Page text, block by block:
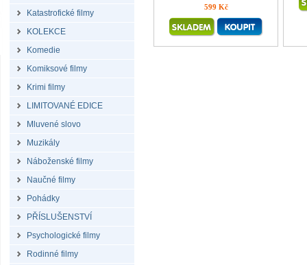
Katastrofické filmy
KOLEKCE
Komedie
Komiksové filmy
Krimi filmy
LIMITOVANÉ EDICE
Mluvené slovo
Muzikály
Náboženské filmy
Naučné filmy
Pohádky
PŘÍSLUŠENSTVÍ
Psychologické filmy
Rodinné filmy
599 Kč